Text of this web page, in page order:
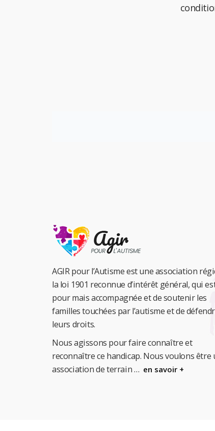
AGIR pour l’Autisme est une association
la loi 1901 reconnue d’intérêt général, qui
pour mais accompagnée et de soutenir les
familles touchées par l’autisme et de
leurs droits.
Nous agissons pour faire connaître et
reconnaître ce handicap. Nous voulons être
association de terrain … en savoir +